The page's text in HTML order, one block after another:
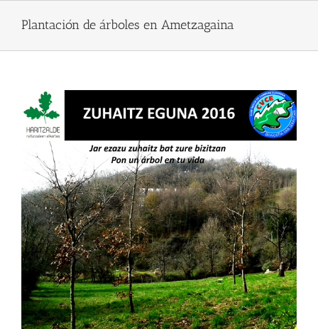
content
Plantación de árboles en Ametzagaina